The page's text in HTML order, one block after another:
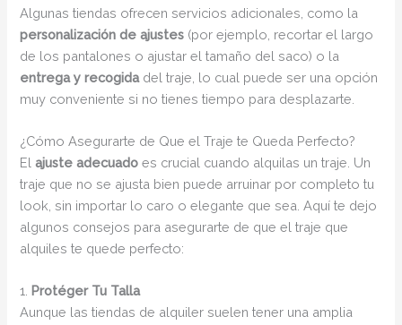
Algunas tiendas ofrecen servicios adicionales, como la
personalización de ajustes (por ejemplo, recortar el largo
de los pantalones o ajustar el tamaño del saco) o la
entrega y recogidadel traje, lo cual puede ser una opción
muy conveniente si no tienes tiempo para desplazarte.
¿Cómo Asegurarte de Que el Traje te Queda Perfecto?
Elajuste adecuado es crucial cuando alquilas un traje. Un
traje que no se ajusta bien puede arruinar por completo tu
look, sin importar lo caro o elegante que sea. Aquí te dejo
algunos consejos para asegurarte de que el traje que
alquiles te quede perfecto:
1. Protéger Tu Talla
Aunque las tiendas de alquiler suelen tener una amplia